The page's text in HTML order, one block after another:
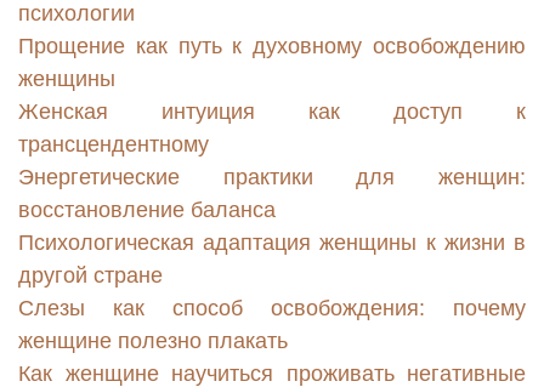
психологии
Прощение как путь к духовному освобождению
женщины
Женская интуиция как доступ к
трансцендентному
Энергетические практики для женщин:
восстановление баланса
Психологическая адаптация женщины к жизни в
другой стране
Слезы как способ освобождения: почему
женщине полезно плакать
Как женщине научиться проживать негативные